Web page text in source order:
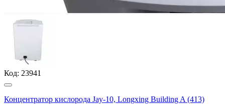
Код: 23941
Концентратор кислорода Jay-10, Longxing Building A (413)